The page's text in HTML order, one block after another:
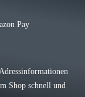
kann bedenkenlos
Shop schnell und